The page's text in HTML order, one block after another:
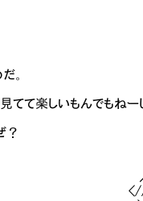
圭圭
通行止めだ。
て楽しいもんでもねー
付けるぜ？ { Ⅳ{
ｰ〉
癶